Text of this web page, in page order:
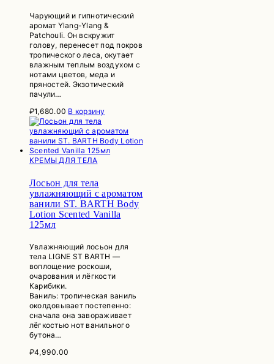
Чарующий и гипнотический
аромат Ylang-Ylang &
Patchouli. Он вскружит
голову, перенесет под покров
тропического леса, окутает
влажным теплым воздухом с
нотами цветов, меда и
пряностей. Экзотический
пачули…
₽1,680.00 В корзину
КРЕМЫ ДЛЯ ТЕЛА
Лосьон для тела
увлажняющий с ароматом
ванили ST. BARTH Body
Lotion Scented Vanilla
125мл
Увлажняющий лосьон для
тела LIGNE ST BARTH —
воплощение роскоши,
очарования и лёгкости
Карибики.
Ваниль: тропическая ваниль
околдовывает постепенно:
сначала она завораживает
лёгкостью нот ванильного
бутона…
₽4,990.00